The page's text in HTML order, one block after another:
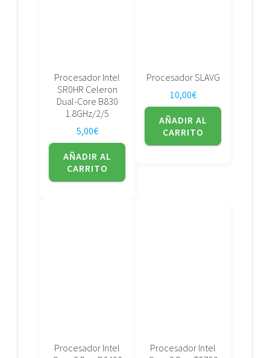
Procesador Intel
SR0HR Celeron
Dual-Core B830
1.8GHz/2/5
5,00€
AÑADIR AL
CARRITO
Procesador SLAVG
10,00€
AÑADIR AL
CARRITO
Procesador Intel
Procesador Intel